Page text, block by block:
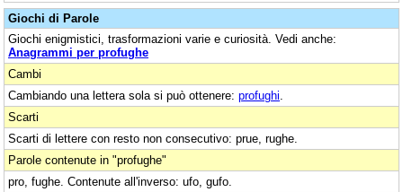
Giochi di Parole
Giochi enigmistici, trasformazioni varie e curiosità. Vedi anche:
Anagrammi per profughe
Cambi
Cambiando una lettera sola si può ottenere: profughi
Scarti
Scarti di lettere con resto non consecutivo: prue, rughe.
Parole contenute in "profughe"
pro, fughe. Contenute all'inverso: ufo, gufo.